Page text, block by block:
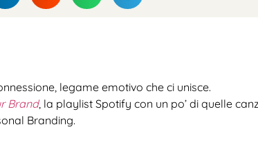
legame emotivo che ci unisce.
Brand, la playlist Spotify con un po’ di quelle
Branding.